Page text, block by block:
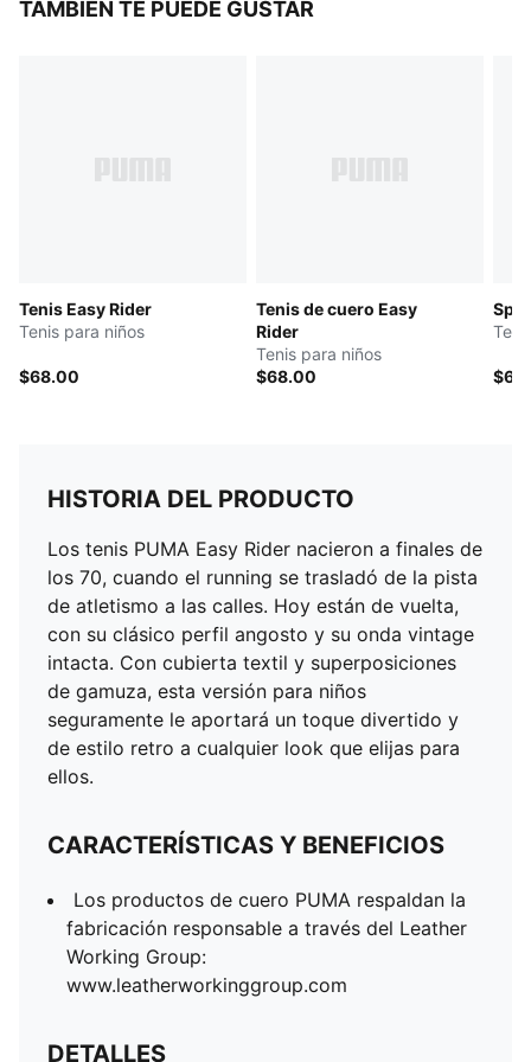
Detalles de la marca PUMA
TAMBIÉN TE PUEDE GUSTAR
Tenis Easy Rider
Tenis para niños
$68.00
Tenis de cuero Easy
Rider
Tenis para niños
$68.00
HISTORIA DEL PRODUCTO
Los tenis PUMA Easy Rider nacieron a finales de
los 70, cuando el running se trasladó de la pista
de atletismo a las calles. Hoy están de vuelta,
con su clásico perfil angosto y su onda vintage
intacta. Con cubierta textil y superposiciones
de gamuza, esta versión para niños
seguramente le aportará un toque divertido y
de estilo retro a cualquier look que elijas para
ellos.
CARACTERÍSTICAS Y BENEFICIOS
Los productos de cuero PUMA respaldan la
fabricación responsable a través del Leather
Working Group:
www.leatherworkinggroup.com
DETALLES